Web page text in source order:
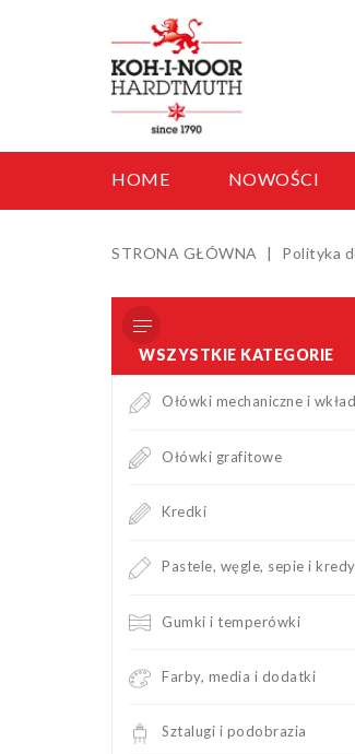
HOME NOWOŚCI
STRONA GŁÓWNA Polityka
WSZYSTKIE KATEGORIE
Ołówki mechaniczne i
Ołówki grafitowe
Kredki
Pastele, węgle, sepie i kredy
Gumki i temperówki
Farby, media i dodatki
Sztalugi i podobrazia